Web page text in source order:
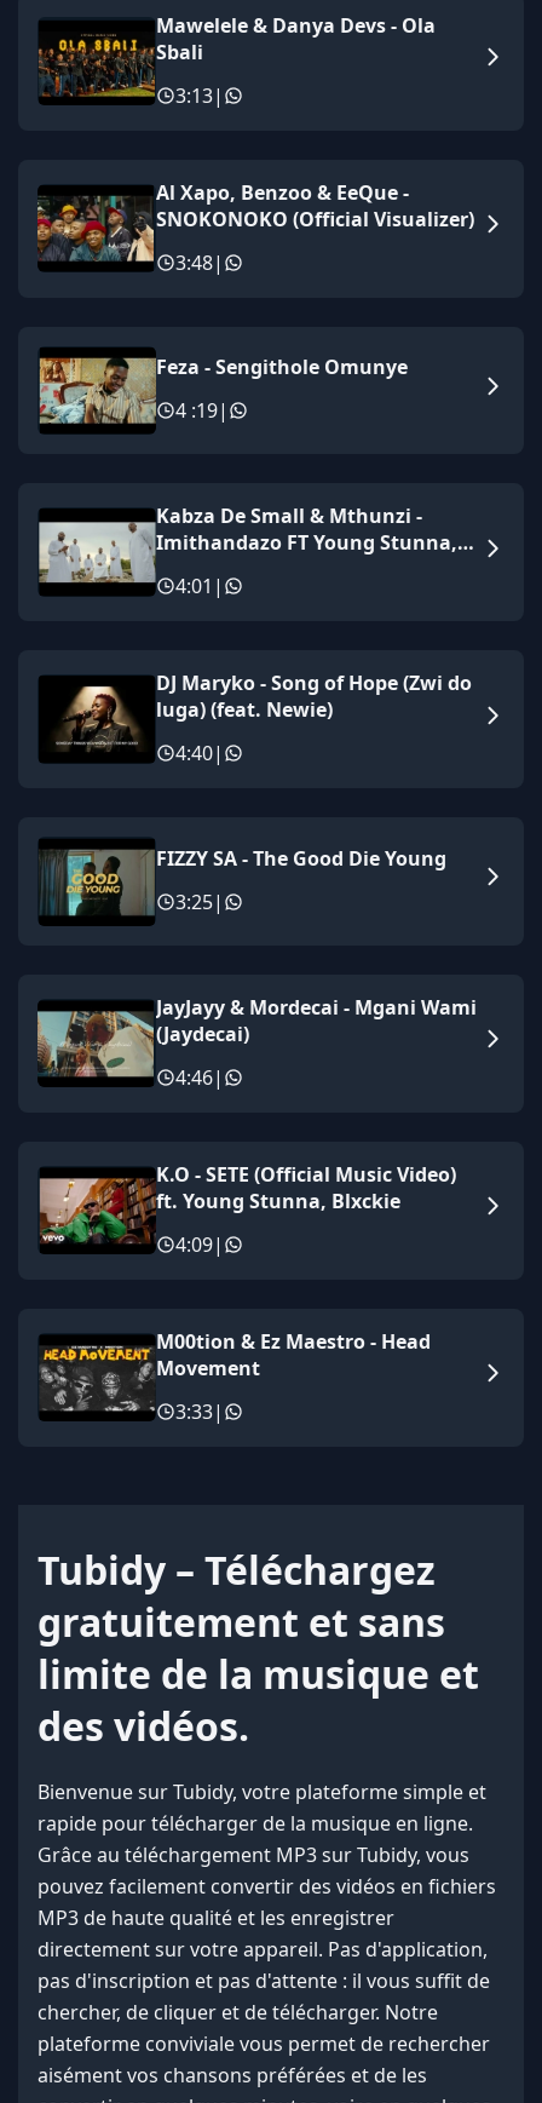
Mawelele & Danya Devs - Ola
Sbali
3:13|
Al Xapo, Benzoo & EeQue -
SNOKONOKO (Official Visualizer)
3:48|
Feza - Sengithole Omunye
4 :19|
Kabza De Small & Mthunzi -
Imithandazo FT Young Stunna,
UmthakathiKush
4:01 |
DJ Maryko - Song of Hope (Zwi do
luga) (feat. Newie)
4:40|
FIZZY SA - The Good Die Young
3:25|
JayJayy & Mordecai - Mgani Wami
(Jaydecai)
4:46|
K.O - SETE (Official Music Video)
ft. Young Stunna, Blxckie
4:09|
M00tion & Ez Maestro - Head
Movement
3:33|
Tubidy – Téléchargez
gratuitement et sans
limite de la musique et
des vidéos.
Bienvenue sur Tubidy, votre plateforme simple et
rapide pour télécharger de la musique en ligne.
Grâce au téléchargement MP3 sur Tubidy, vous
pouvez facilement convertir des vidéos en fichiers
MP3 de haute qualité et les enregistrer
directement sur votre appareil. Pas d'application,
pas d'inscription et pas d'attente : il vous suffit de
chercher, de cliquer et de télécharger. Notre
plateforme conviviale vous permet de rechercher
aisément vos chansons préférées et de les